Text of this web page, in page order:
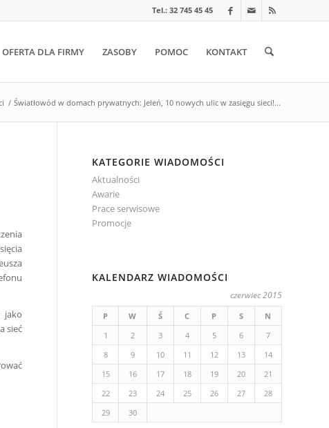
Tel.: 32 745 45 45
OFERTA DLA FIRMY ZASOBY POMOC KONTAKT
/ Światłowód w domach prywatnych: Jeleń, 10 nowych ulic w zasięgu sieci!...
jako
sieć
KATEGORIE WIADOMOŚCI
Aktualności
Awarie
Prace serwisowe
Promocje
KALENDARZ WIADOMOŚCI
czerwiec 2015
P W Ś C P S
N
1
2 3 4 5 6
7
8
9 10 11 12 13
14
15
16 17 18 19 20
21
22
23 24 25 26 27
28
29
30